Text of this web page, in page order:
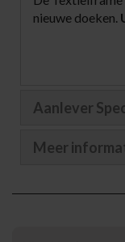
nieuwe doeken.
Aanlever
Meer